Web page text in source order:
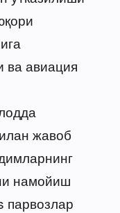
ва авиация
жавоб
намойиш
парвозлар